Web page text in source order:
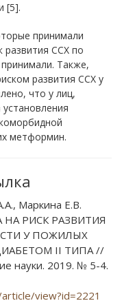
[5].
принимали
ССХ по
Также,
развития ССХ у
что у лиц,
метформин.
Маркина Е.В.
РИСК РАЗВИТИЯ
У ПОЖИЛЫХ
II ТИПА //
науки. 2019. № 5-4.
view?id=2221